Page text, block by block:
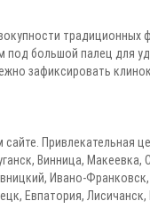
традиционных
большой палец для
зафиксировать
Привлекательная
Винница, Макеевка,
Ивано-Франковск,
Евпатория,